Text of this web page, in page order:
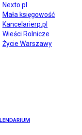
Nexto.pl
Mała księgowość
Kancelarierp.pl
Wieści Rolnicze
Życie Warszawy